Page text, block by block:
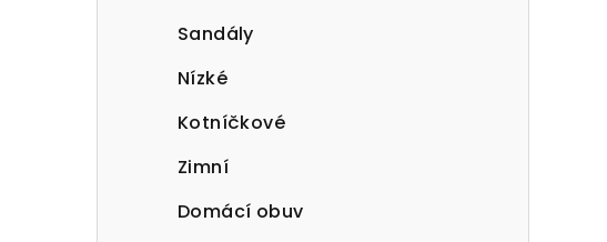
Sandály
Nízké
Kotníčkové
Zimní
Domácí obuv